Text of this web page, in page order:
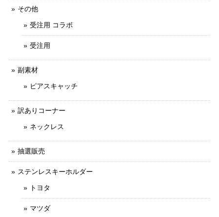
その他
受注用 コラボ
受注用
副素材
ピアスキャッチ
訳ありコーナー
ネックレス
抽選販売
ステンレスキーホルダー
トヨタ
マツダ